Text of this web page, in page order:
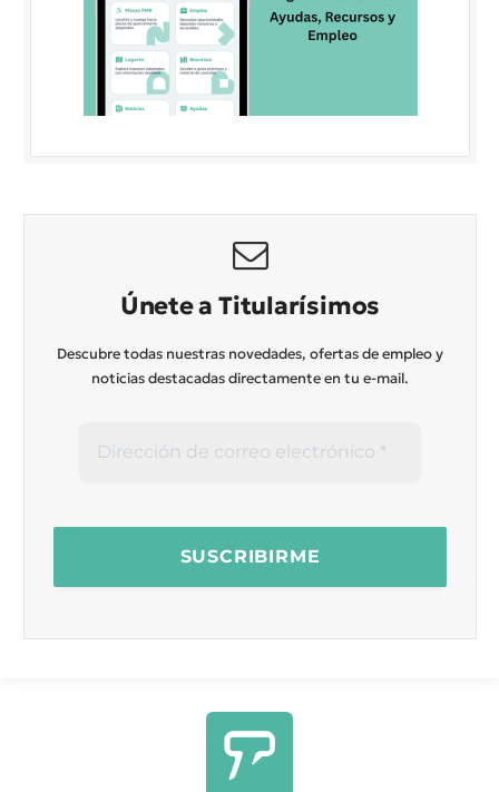
Únete a Titularísimos
Descubre todas nuestras novedades, ofertas de empleo y
noticias destacadas directamente en tu e-mail.